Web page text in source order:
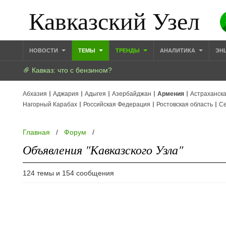
Кавказский Узел
НОВОСТИ ТЕМЫ ТРЕНДЫ АНАЛИТИКА
Кавказ: что с бензином?
Абхазия Аджария Адыгея Азербайджан Армения
Нагорный Карабах
Российская Федерация Ростовская область
Главная / Форум /
Объявления "Кавказского Узла"
124 темы и 154 сообщения